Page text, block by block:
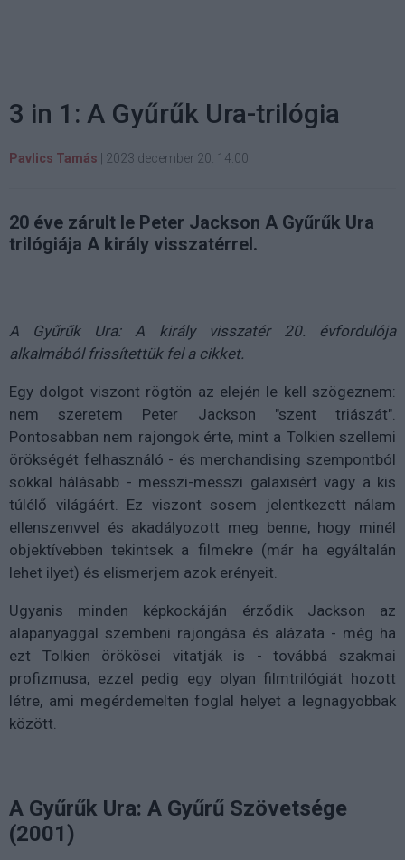
3 in 1: A Gyűrűk Ura-trilógia
Pavlics Tamás 2023 december 20. 14:00
20 éve zárult le Peter Jackson A Gyűrűk Ura
trilógiája A király visszatérrel.
A Gyűrűk Ura: A király visszatér 20. évfordulója
alkalmából frissítettük fel a cikket.
Egy dolgot viszont rögtön az elején le kell szögeznem:
nem szeretem Peter Jackson "szent triászát".
Pontosabban nem rajongok érte, mint a Tolkien szellemi
örökségét felhasználó - és merchandising szempontból
sokkal hálásabb - messzi-messzi galaxisért vagy a kis
túlélő világáért. Ez viszont sosem jelentkezett nálam
ellenszenvvel és akadályozott meg benne, hogy minél
objektívebben tekintsek a filmekre (már ha egyáltalán
lehet ilyet) és elismerjem azok erényeit.
Ugyanis minden képkockáján érződik Jackson az
alapanyaggal szembeni rajongása és alázata - még ha
ezt Tolkien örökösei vitatják is - továbbá szakmai
profizmusa, ezzel pedig egy olyan filmtrilógiát hozott
létre, ami megérdemelten foglal helyet a legnagyobbak
között.
A Gyűrűk Ura: A Gyűrű Szövetsége
(2001)